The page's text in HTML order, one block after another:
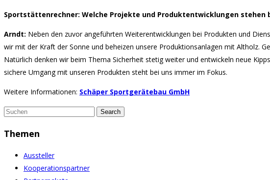
Sportstättenrechner: Welche Projekte und Produktentwicklungen stehen
Arndt: Neben den zuvor angeführten Weiterentwicklungen bei Produkten und
wir mit der Kraft der Sonne und beheizen unsere Produktionsanlagen mit Altholz.
Natürlich denken wir beim Thema Sicherheit stetig weiter und entwickeln neue
sichere Umgang mit unseren Produkten steht bei uns immer im Fokus.
Weitere Informationen: Schäper Sportgerätebau GmbH
Search
Themen
Aussteller
Kooperationspartner